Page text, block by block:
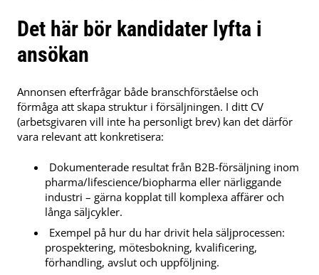
Det här bör kandidater lyfta i
ansökan
Annonsen efterfrågar både branschförståelse och
förmåga att skapa struktur i försäljningen. I ditt CV
(arbetsgivaren vill inte ha personligt brev) kan det därför
vara relevant att konkretisera:
Dokumenterade resultat från B2B-försäljning inom
pharma/lifescience/biopharma eller närliggande
industri – gärna kopplat till komplexa affärer och
långa säljcykler.
Exempel på hur du har drivit hela säljprocessen:
prospektering, mötesbokning, kvalificering,
förhandling, avslut och uppföljning.